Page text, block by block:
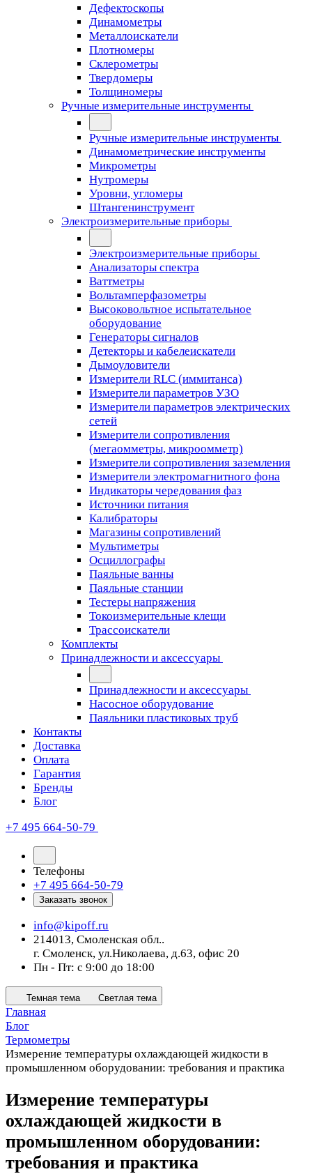
Дефектоскопы
Динамометры
Металлоискатели
Плотномеры
Склерометры
Твердомеры
Толщиномеры
Ручные измерительные инструменты
Ручные измерительные инструменты
Динамометрические инструменты
Микрометры
Нутромеры
Уровни, угломеры
Штангенинструмент
Электроизмерительные приборы
Электроизмерительные приборы
Анализаторы спектра
Ваттметры
Вольтамперфазометры
Высоковольтное испытательное
оборудование
Генераторы сигналов
Детекторы и кабелеискатели
Дымоуловители
Измерители RLC (иммитанса)
Измерители параметров УЗО
Измерители параметров электрических
сетей
Измерители сопротивления
(мегаомметры, микроомметр)
Измерители сопротивления заземления
Измерители электромагнитного фона
Индикаторы чередования фаз
Источники питания
Калибраторы
Магазины сопротивлений
Мультиметры
Осциллографы
Паяльные ванны
Паяльные станции
Тестеры напряжения
Токоизмерительные клещи
Трассоискатели
Комплекты
Принадлежности и аксессуары
Принадлежности и аксессуары
Насосное оборудование
Паяльники пластиковых труб
Контакты
Доставка
Оплата
Гарантия
Бренды
Блог
+7 495 664-50-79
Телефоны
+7 495 664-50-79
Заказать звонок
info@kipoff.ru
214013, Смоленская обл..
г. Смоленск, ул.Николаева, д.63, офис 20
Пн - Пт: с 9:00 до 18:00
Темная тема Светлая тема
Главная
Блог
Термометры
Измерение температуры охлаждающей жидкости в
промышленном оборудовании: требования и практика
Измерение температуры
охлаждающей жидкости в
промышленном оборудовании:
требования и практика